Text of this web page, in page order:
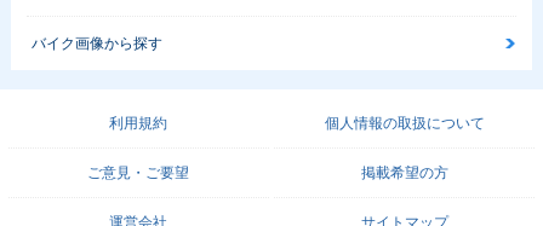
バイク画像から探す
利用規約 個人情報の取扱について
ご意見・ご要望 掲載希望の方